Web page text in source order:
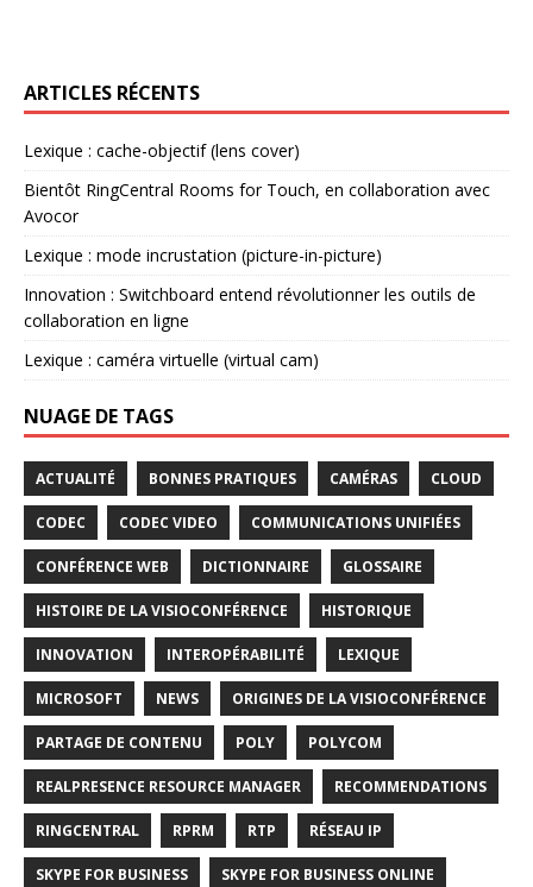
ARTICLES RÉCENTS
Lexique : cache-objectif (lens cover)
Bientôt RingCentral Rooms for Touch, en collaboration avec
Avocor
Lexique : mode incrustation (picture-in-picture)
Innovation : Switchboard entend révolutionner les outils de
collaboration en ligne
Lexique : caméra virtuelle (virtual cam)
NUAGE DE TAGS
ACTUALITÉ BONNES PRATIQUES CAMÉRAS CLOUD
CODEC CODEC VIDEO COMMUNICATIONS UNIFIÉES
CONFÉRENCE WEB DICTIONNAIRE GLOSSAIRE
HISTOIRE DE LA VISIOCONFÉRENCE HISTORIQUE
INNOVATION INTEROPÉRABILITÉ LEXIQUE
MICROSOFT NEWS ORIGINES DE LA VISIOCONFÉRENCE
PARTAGE DE CONTENU POLY POLYCOM
REALPRESENCE RESOURCE MANAGER RECOMMENDATIONS
RINGCENTRAL RPRM RTP RÉSEAU IP
SKYPE FOR BUSINESS SKYPE FOR BUSINESS ONLINE